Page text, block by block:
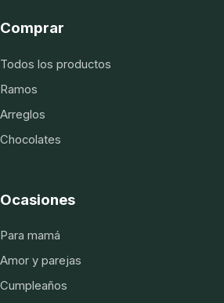
Comprar
Todos los productos
Ramos
Arreglos
Chocolates
Ocasiones
Para mamá
Amor y parejas
Cumpleaños